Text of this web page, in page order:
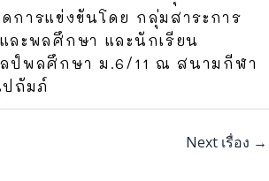
การแข่งขันโดย กลุ่มสาระการ
ละพลศึกษา และนักเรียน
ป์พลศึกษา ม.6/11 ณ สนามกีฬา
ปถัมภ์
Next เรื่อง →